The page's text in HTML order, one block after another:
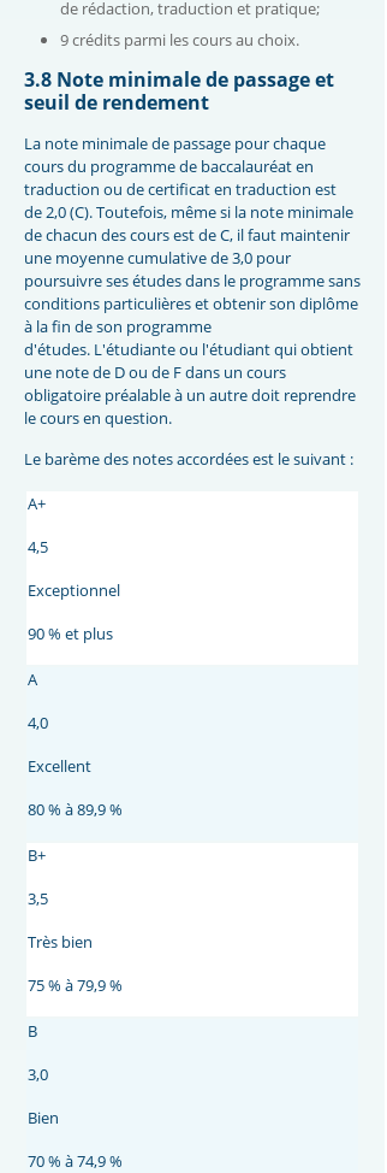
de rédaction, traduction et pratique;
9 crédits parmi les cours au choix.
3.8 Note minimale de passage et
seuil de rendement
La note minimale de passage pour chaque
cours du programme de baccalauréat en
traduction ou de certificat en traduction est
de 2,0 (C). Toutefois, même si la note minimale
de chacun des cours est de C, il faut maintenir
une moyenne cumulative de 3,0 pour
poursuivre ses études dans le programme sans
conditions particulières et obtenir son diplôme
à la fin de son programme
d'études. L'étudiante ou l'étudiant qui obtient
une note de D ou de F dans un cours
obligatoire préalable à un autre doit reprendre
le cours en question.
Le barème des notes accordées est le suivant :
A+
4,5
Exceptionnel
90 % et plus
A
4,0
Excellent
80 % à 89,9 %
B+
3,5
Très bien
75 % à 79,9 %
B
3,0
Bien
70 % à 74,9 %